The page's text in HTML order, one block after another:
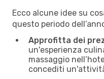
Ecco alcune idee su
questo periodo
Approfitta dei
un'esperienza
massaggio
concediti